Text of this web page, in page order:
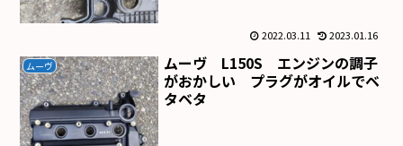
2022.03.11 2023.01.16
ムーヴ
ムーヴ L150S エンジンの調子
がおかしい プラグがオイルでベ
タベタ